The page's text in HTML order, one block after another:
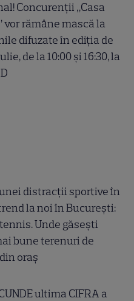
Concurenții „Casa
vor rămâne mască la
difuzate în ediția de
de la 10:00 și 16:30, la
distracții sportive în
la noi în București:
Unde găsești
bune terenuri de
oraș
ultima CIFRA a